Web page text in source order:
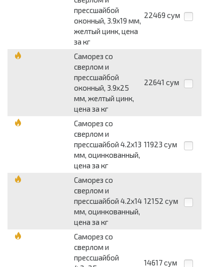
прессшайбой
оконный, 3.9х19 мм,
желтый цинк, цена
за кг
22469 сум
Саморез со
сверлом и
прессшайбой
оконный, 3.9х25
мм, желтый цинк,
цена за кг
22641 сум
Саморез со
сверлом и
прессшайбой 4.2х13
мм, оцинкованный,
цена за кг
11923 сум
Саморез со
сверлом и
прессшайбой 4.2х14
мм, оцинкованный,
цена за кг
12152 сум
Саморез со
сверлом и
прессшайбой
14617 сум